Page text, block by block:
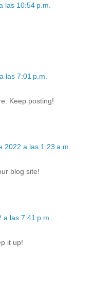
las 10:54 p.m.
las 7:01 p.m.
Keep posting!
2022 a las 1:23 a.m.
blog site!
a las 7:41 p.m.
it up!